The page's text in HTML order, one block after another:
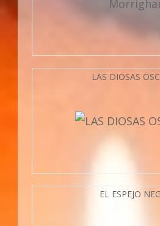
LAS DIOSAS
EL ESPEJO